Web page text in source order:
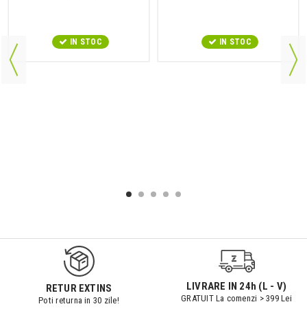
IN STOC IN STOC
RETUR EXTINS
Poti returna in 30 zile!
LIVRARE IN 24h (L - V)
GRATUIT La comenzi > 399 Lei